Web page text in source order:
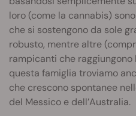
loro (come la cannabis)
che si sostengono da sole
robusto, mentre altre
rampicanti che raggiungono
questa famiglia troviamo
che crescono spontanee
del Messico e dell’Australia.